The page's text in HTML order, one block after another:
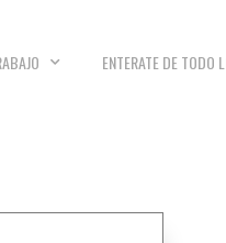
ENTERATE DE TODO